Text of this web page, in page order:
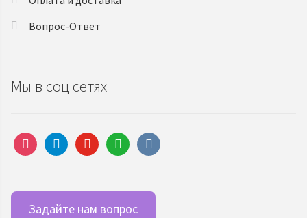
Вопрос-Ответ
Мы в соц сетях
instagramtelegramyoutubewhatsappvkontakte
Задайте нам вопрос